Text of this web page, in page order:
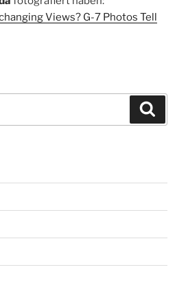
Views? G-7 Photos Tell